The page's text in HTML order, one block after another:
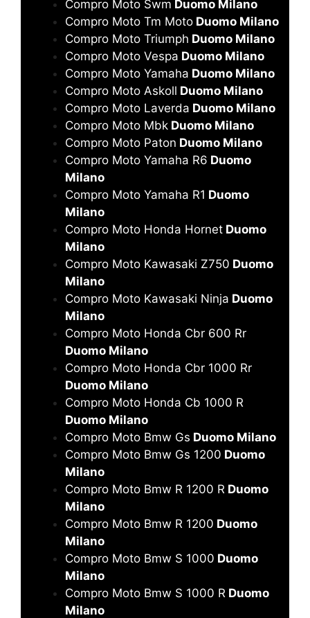
Compro Moto Swm Duomo Milano
Compro Moto Tm Moto Duomo Milano
Compro Moto Triumph Duomo Milano
Compro Moto Vespa Duomo Milano
Compro Moto Yamaha Duomo Milano
Compro Moto Askoll Duomo Milano
Compro Moto Laverda Duomo Milano
Compro Moto Mbk Duomo Milano
Compro Moto Paton Duomo Milano
Compro Moto Yamaha R6 Duomo
Milano
Compro Moto Yamaha R1 Duomo
Milano
Compro Moto Honda Hornet Duomo
Milano
Compro Moto Kawasaki Z750 Duomo
Milano
Compro Moto Kawasaki Ninja Duomo
Milano
Compro Moto Honda Cbr 600 Rr
Duomo Milano
Compro Moto Honda Cbr 1000 Rr
Duomo Milano
Compro Moto Honda Cb 1000 R
Duomo Milano
Compro Moto Bmw Gs Duomo Milano
Compro Moto Bmw Gs 1200 Duomo
Milano
Compro Moto Bmw R 1200 R Duomo
Milano
Compro Moto Bmw R 1200 Duomo
Milano
Compro Moto Bmw S 1000 Duomo
Milano
Compro Moto Bmw S 1000 R Duomo
Milano